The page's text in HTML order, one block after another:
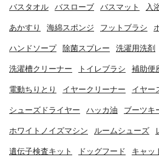
バスタオル バスローブ バスマット 入
あかすり 海綿スポンジ フットブラシ
ハンドソープ 除菌スプレー 洗濯用洗剤
洗濯槽クリーナー トイレブラシ 補助便
電動ちりとり イヤークリーナー イヤー
シューズドライヤー ハッカ油 ブーツキ
ホワイトノイズマシン ルームシューズ
遺伝子検査キット ドッグフード キャッ